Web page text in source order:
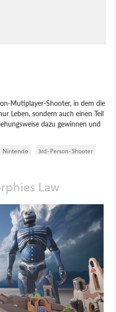
Mutiplayer-Shooter, in dem die
Leben, sondern auch einen Teil
dazu gewinnen und
Nintendo
3rd-Person-Shooter
Law